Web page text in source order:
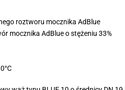
roztworu mocznika AdBlue
mocznika AdBlue o stężeniu 33%